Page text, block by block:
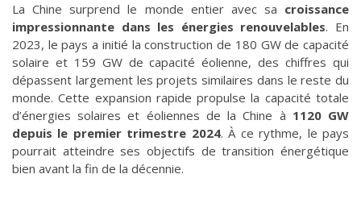
La Chine surprend le monde entier avec sa croissance
impressionnante dans les énergies renouvelables. En
2023, le pays a initié la construction de 180 GW de capacité
solaire et 159 GW de capacité éolienne, des chiffres qui
dépassent largement les projets similaires dans le reste du
monde. Cette expansion rapide propulse la capacité totale
d’énergies solaires et éoliennes de la Chine à 1120 GW
depuis le premier trimestre 2024. À ce rythme, le pays
pourrait atteindre ses objectifs de transition énergétique
bien avant la fin de la décennie.